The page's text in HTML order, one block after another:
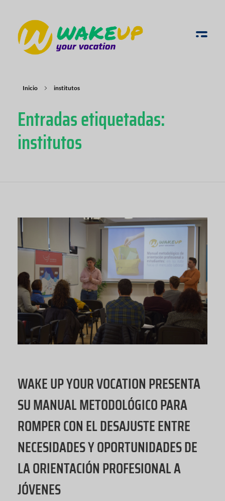
Inicio institutos
Entradas etiquetadas:
institutos
WAKE UP YOUR VOCATION PRESENTA
SU MANUAL METODOLÓGICO PARA
ROMPER CON EL DESAJUSTE ENTRE
NECESIDADES Y OPORTUNIDADES DE
LA ORIENTACIÓN PROFESIONAL A
JÓVENES